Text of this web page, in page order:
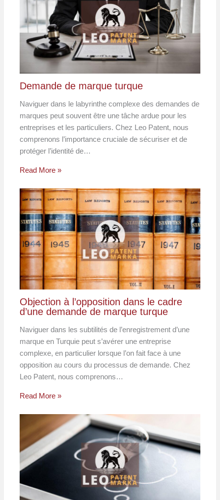
Demande de marque turque
Naviguer dans le labyrinthe complexe des demandes de
marques peut souvent être une tâche ardue pour les
entreprises et les particuliers. Chez Leo Patent, nous
comprenons l’importance cruciale de sécuriser et de
protéger l’identité de…
Read More »
Objection à l’opposition dans le cadre
d’une demande de marque turque
Naviguer dans les subtilités de l’enregistrement d’une
marque en Turquie peut s’avérer une entreprise
complexe, en particulier lorsque l’on fait face à une
opposition au cours du processus de demande. Chez
Leo Patent, nous comprenons…
Read More »